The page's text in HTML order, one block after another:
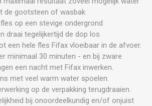
de gootsteen of wasbak
op een stevige ondergrond
draai tegelijkertijd de dop los
een hele fles Fifax vloeibaar in de afvoer.
minimaal 30 minuten - en bij zware
een nacht met Fifax inwerken.
met veel warm water spoelen.
op de verpakking terugdraaien.
bij onoordeelkundig en/of onjuist